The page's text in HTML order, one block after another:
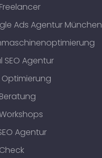
Ads Agentur München
SEO Agentur
Optimierung
Agentur